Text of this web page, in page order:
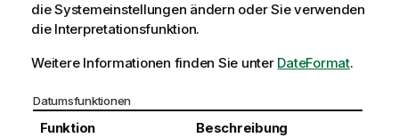
die Systemeinstellungen ändern oder Sie verwenden
die Interpretationsfunktion.
Weitere Informationen finden Sie unter DateFormat.
Datumsfunktionen
Funktion Beschreibung